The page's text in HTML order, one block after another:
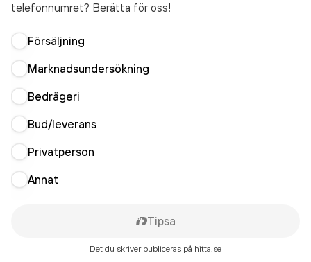
telefonnumret? Berätta för oss!
Försäljning
Marknadsundersökning
Bedrägeri
Bud/leverans
Privatperson
Annat
Tipsa
Det du skriver publiceras på hitta.se